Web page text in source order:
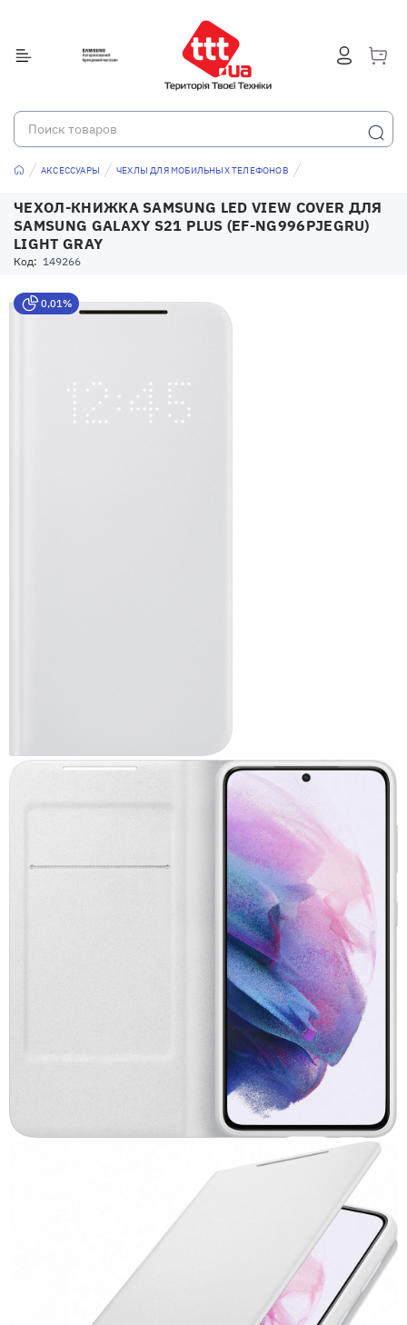
АКСЕССУАРЫ ЧЕХЛЫ ДЛЯ МОБИЛЬНЫХ ТЕЛЕФОНОВ
ЧЕХОЛ-КНИЖКА SAMSUNG LED VIEW COVER ДЛЯ
SAMSUNG GALAXY S21 PLUS (EF-NG996PJEGRU)
LIGHT GRAY
Код: 149266
0,01%